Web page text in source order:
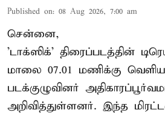
Published on: 08 Aug 2026, 7:00 am
சென்னை,
'டாக்ஸிக்' திரைப்படத்தின்
மாலை 07.01 மணிக்கு
படக்குழுவினர்
அறிவித்துள்ளனர். இந்த